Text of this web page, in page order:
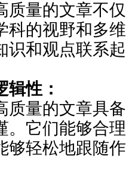
质量的文章不
科的视野和多
识和观点联系
辑性：
质量的文章具
。它们能够合
够轻松地跟随